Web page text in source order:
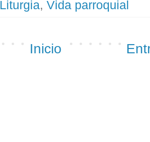
Liturgia, Vida parroquial
Inicio